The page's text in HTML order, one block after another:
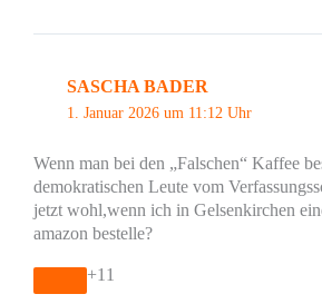
SASCHA BADER
1. Januar 2026 um 11:12 Uhr
Wenn man bei den „Falschen“ Kaffee
demokratischen Leute vom
jetzt wohl,wenn ich in Gelsenkirchen
amazon bestelle?
+11